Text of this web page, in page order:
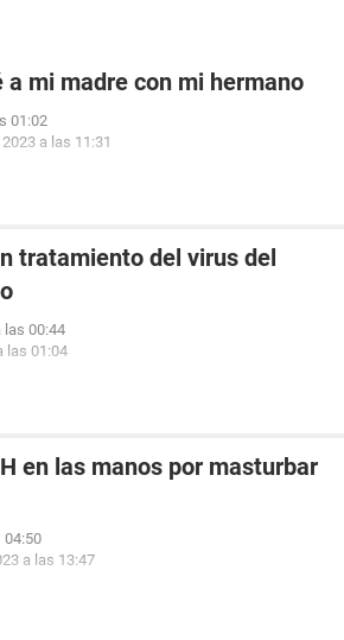
a mi madre con mi hermano
01:02
a las 11:31
tratamiento del virus del
las 00:44
las 01:04
en las manos por masturbar
04:50
a las 13:47